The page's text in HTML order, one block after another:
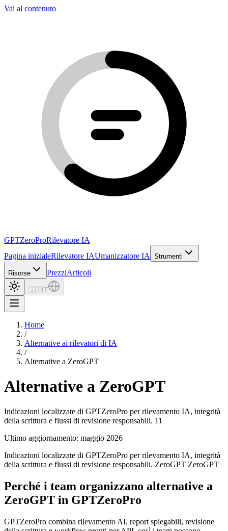
Vai al contenuto
GPTZeroProRilevatore IA
Pagina inizialeRilevatore IAUmanizzatore IA Strumenti
Risorse PrezziArticoli
🇮🇹 IT
Home
/
Alternative ai rilevatori di IA
/
Alternative a ZeroGPT
Alternative a ZeroGPT
Indicazioni localizzate di GPTZeroPro per rilevamento IA, integrità
della scrittura e flussi di revisione responsabili. 11
Ultimo aggiornamento: maggio 2026
Indicazioni localizzate di GPTZeroPro per rilevamento IA, integrità
della scrittura e flussi di revisione responsabili. ZeroGPT ZeroGPT
Perché i team organizzano alternative a
ZeroGPT in GPTZeroPro
GPTZeroPro combina rilevamento AI, report spiegabili, revisione